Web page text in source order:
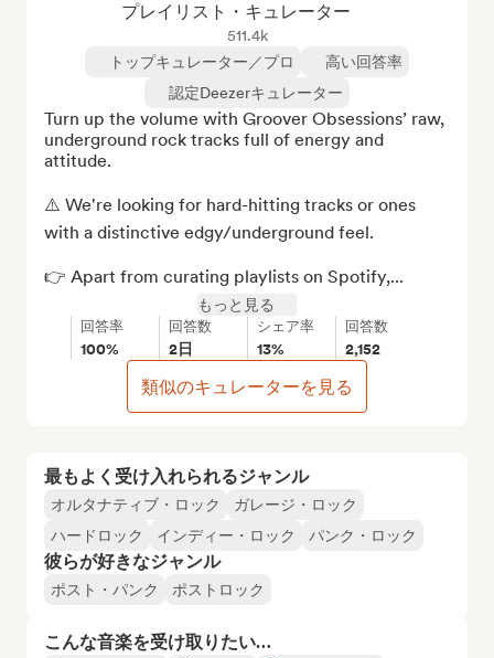
最もよく受け入れられるジャンル
オルタナティブ・ロック
ガレージ・ロック
ハードロック
インディー・ロック パンク・ロック
彼らが好きなジャンル
ポスト・パンク ポストロック
こんな音楽を受け取りたい…
プレイリスト・キュレーター
511.4k
トップキュレーター／プロ
高い回答率
認定Deezerキュレーター
Turn up the volume with Groover Obsessions’ raw,
underground rock tracks full of energy and
attitude.
⚠️ We're looking for hard-hitting tracks or ones
with a distinctive edgy/underground feel.
👉 Apart from curating playlists on Spotify,...
もっと見る
回答率
100%
回答数
2日
シェア率
13%
回答数
2,152
類似のキュレーターを見る